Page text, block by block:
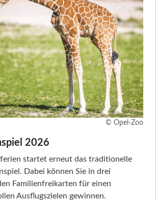
© Opel-Zoo
2026
startet erneut das traditionelle
Dabei können Sie in drei
Familienfreikarten für einen
Ausflugszielen gewinnen.